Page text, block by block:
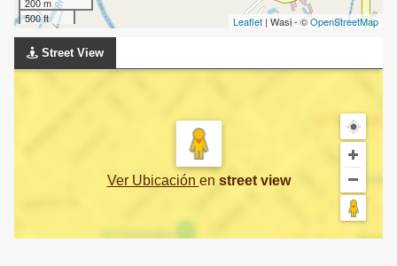
500 ft
Leaflet | Wasi - ©OpenStreetMap
Street View
Ver Ubicación en street view